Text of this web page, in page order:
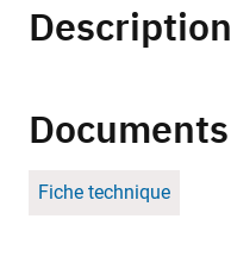
Description
Documents
Fiche technique